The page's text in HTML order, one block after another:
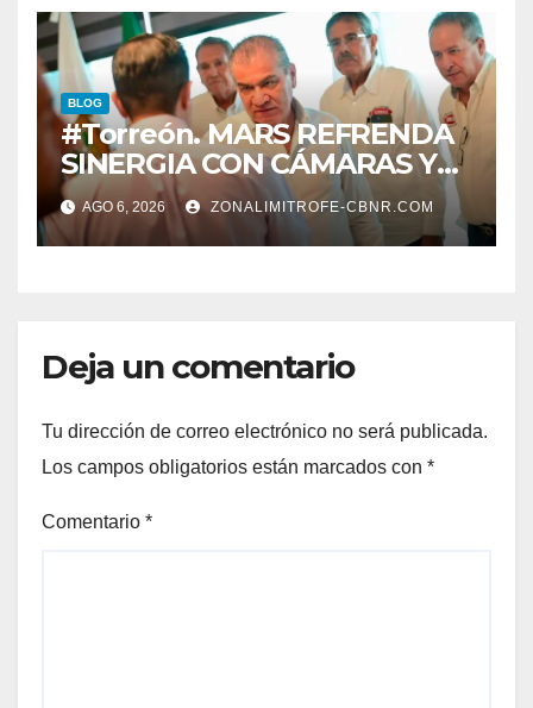
BLOG
#Torreón. MARS REFRENDA
SINERGIA CON CÁMARAS Y
ORGANISMOS, EN BENEFICIO
DEL DESARROLLO DE
TORREÓN
AGO 6, 2026 ZONALIMITROFE-CBNR.COM
Deja un comentario
Tu dirección de correo electrónico no será publicada.
Los campos obligatorios están marcados con *
Comentario *